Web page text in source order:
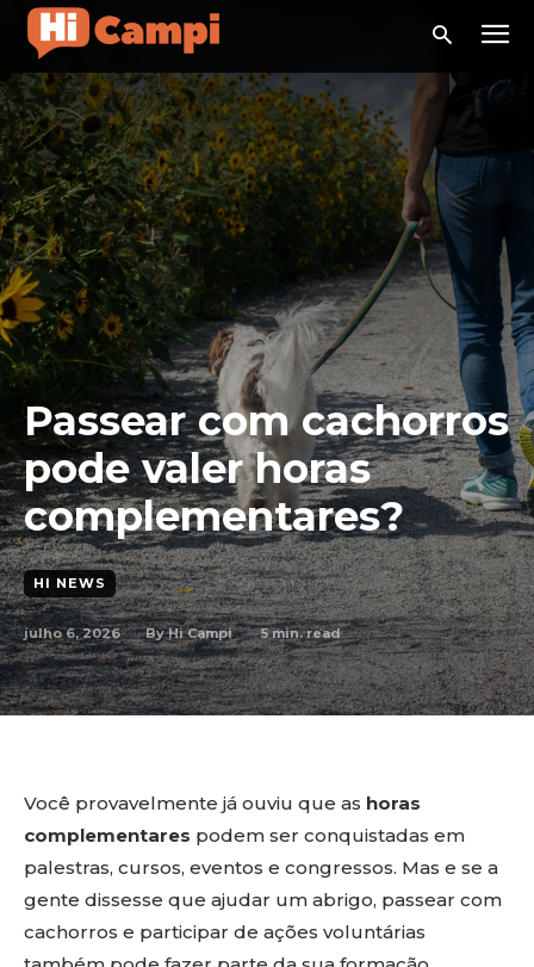
Passear com cachorros
pode valer horas
complementares?
HI NEWS
julho 6, 2026 By Hi Campi 5min. read
Você provavelmente já ouviu que as horas
complementares podem ser conquistadas em
palestras, cursos, eventos e congressos. Mas e se a
gente dissesse que ajudar um abrigo, passear com
cachorros e participar de ações voluntárias